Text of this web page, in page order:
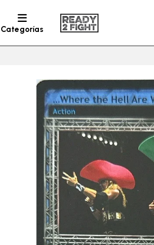
Categorías